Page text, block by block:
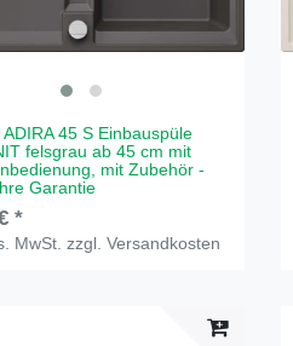
ADIRA 45 S Einbauspüle
felsgrau ab 45 cm mit
mit Zubehör -
Garantie
*
MwSt. zzgl.Versandkosten